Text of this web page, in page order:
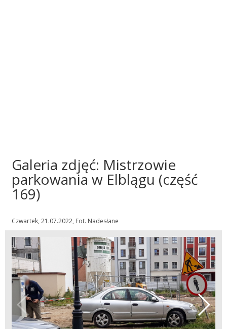
Galeria zdjęć: Mistrzowie
parkowania w Elblągu (część
169)
Czwartek, 21.07.2022, Fot. Nadesłane